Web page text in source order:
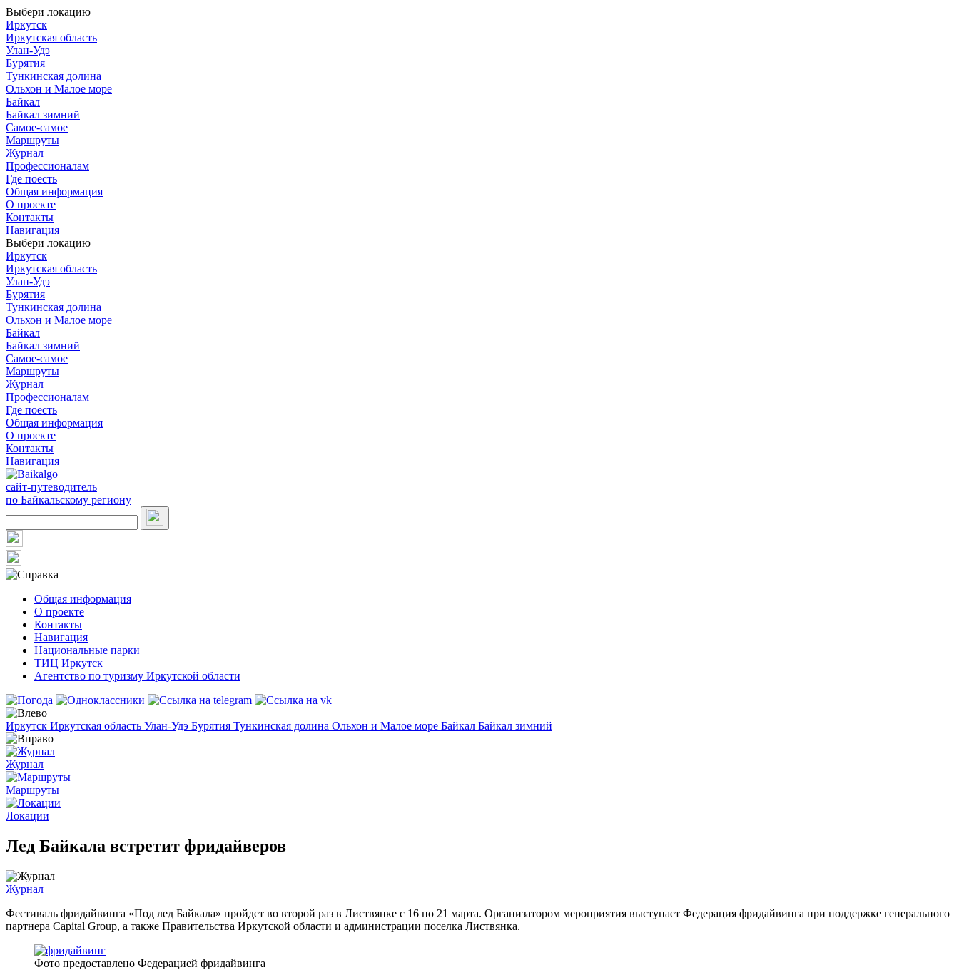
Выбери локацию
Иркутск
Иркутская область
Улан-Удэ
Бурятия
Тункинская долина
Ольхон и Малое море
Байкал
Байкал зимний
Самое-самое
Маршруты
Журнал
Профессионалам
Где поесть
Общая информация
О проекте
Контакты
Навигация
Выбери локацию
Иркутск
Иркутская область
Улан-Удэ
Бурятия
Тункинская долина
Ольхон и Малое море
Байкал
Байкал зимний
Самое-самое
Маршруты
Журнал
Профессионалам
Где поесть
Общая информация
О проекте
Контакты
Навигация
сайт-путеводитель
по Байкальскому региону
Общая информация
О проекте
Контакты
Навигация
Национальные парки
ТИЦ Иркутск
Агентство по туризму Иркутской области
Иркутск Иркутская область Улан-Удэ Бурятия Тункинская долина Ольхон и Малое море Байкал Байкал зимний
Журнал
Маршруты
Локации
Лед Байкала встретит фридайверов
Журнал
Фестиваль фридайвинга «Под лед Байкала» пройдет во второй раз в Листвянке с 16 по 21 марта. Организатором мероприятия выступает Федерация фридайвинга при поддержке генерального
партнера Capital Group, а также Правительства Иркутской области и администрации поселка Листвянка.
Фото предоставлено Федерацией фридайвинга